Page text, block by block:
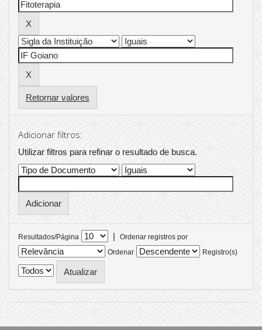
Retornar valores
Adicionar filtros:
Utilizar filtros para refinar o resultado de busca.
Resultados/Página |
Ordenar registros por
Ordenar
Registro(s)